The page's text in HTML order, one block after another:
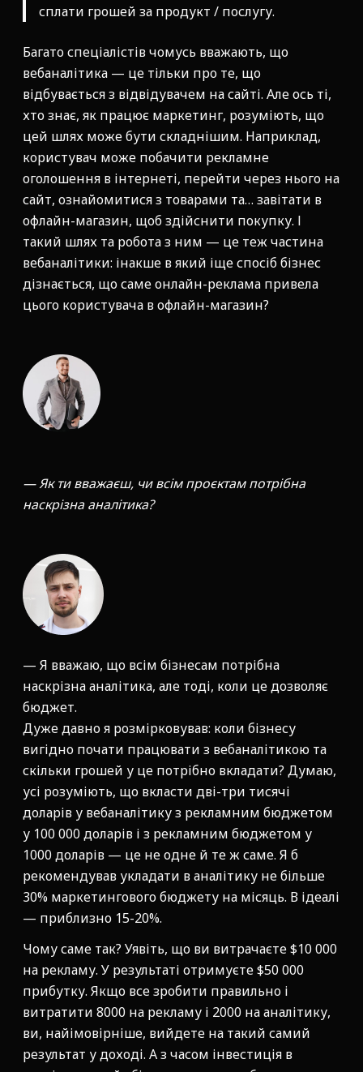
сплати грошей за продукт / послугу.
Багато спеціалістів чомусь вважають, що
вебаналітика — це тільки про те, що
відбувається з відвідувачем на сайті. Але ось ті,
хто знає, як працює маркетинг, розуміють, що
цей шлях може бути складнішим. Наприклад,
користувач може побачити рекламне
оголошення в інтернеті, перейти через нього на
сайт, ознайомитися з товарами та… завітати в
офлайн-магазин, щоб здійснити покупку. І
такий шлях та робота з ним — це теж частина
вебаналітики: інакше в який іще спосіб бізнес
дізнається, що саме онлайн-реклама привела
цього користувача в офлайн-магазин?
— Як ти вважаєш, чи всім проєктам потрібна
наскрізна аналітика?
— Я вважаю, що всім бізнесам потрібна
наскрізна аналітика, але тоді, коли це дозволяє
бюджет.
Дуже давно я розмірковував: коли бізнесу
вигідно почати працювати з вебаналітикою та
скільки грошей у це потрібно вкладати? Думаю,
усі розуміють, що вкласти дві-три тисячі
доларів у вебаналітику з рекламним бюджетом
у 100 000 доларів і з рекламним бюджетом у
1000 доларів — це не одне й те ж саме. Я б
рекомендував укладати в аналітику не більше
30% маркетингового бюджету на місяць. В ідеалі
— приблизно 15-20%.
Чому саме так? Уявіть, що ви витрачаєте $10 000
на рекламу. У результаті отримуєте $50 000
прибутку. Якщо все зробити правильно і
витратити 8000 на рекламу і 2000 на аналітику,
ви, найімовірніше, вийдете на такий самий
результат у доході. А з часом інвестиція в